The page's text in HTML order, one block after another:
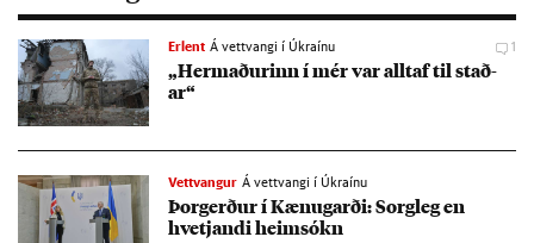
Erlent Á vettvangi í Úkraínu 1
„Her­mað­ur­inn í mér var alltaf til stað­
ar“
Vettvangur Á vettvangi í Úkraínu
Þor­gerð­ur í Kænu­garði: Sorg­leg en
hvetj­andi heim­sókn